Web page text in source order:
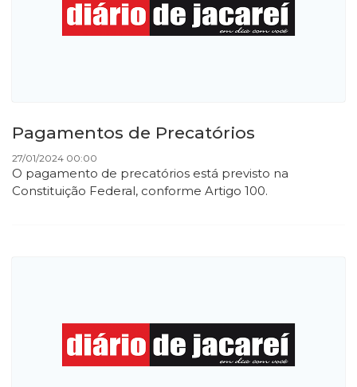
Pagamentos de Precatórios
27/01/2024 00:00
O pagamento de precatórios está previsto na
Constituição Federal, conforme Artigo 100.